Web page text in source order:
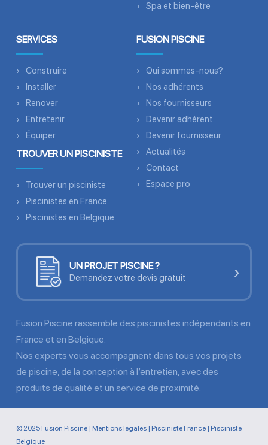
Spa et bien-être
SERVICES
Construire
Installer
Renover
Entretenir
Équiper
TROUVER UN PISCINISTE
Trouver un pisciniste
Piscinistes en France
Piscinistes en Belgique
FUSION PISCINE
Qui sommes-nous?
Nos adhérents
Nos fournisseurs
Devenir adhérent
Devenir fournisseur
Actualités
Contact
Espace pro
UN PROJET PISCINE ?
Demandez votre devis gratuit ›
Fusion Piscine rassemble des piscinistes indépendants en
France et en Belgique.
Nos experts vous accompagnent dans tous vos projets
de piscine, de la conception à l’entretien, avec des
produits de qualité et un service de proximité.
© 2025 Fusion Piscine | Mentions légales| Pisciniste France| Pisciniste
Belgique